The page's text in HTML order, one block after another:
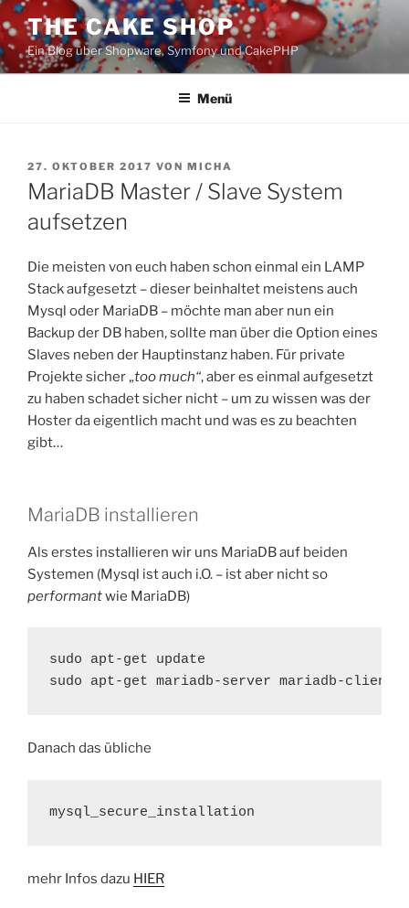
Zum
Inhalt
springen
THE CAKE SHOP
Ein Blog über Shopware, Symfony und CakePHP
Menü
VERÖFFENTLICHT
AM
27. OKTOBER 2017 VON MICHA
MariaDB Master / Slave System
aufsetzen
Die meisten von euch haben schon einmal ein LAMP
Stack aufgesetzt – dieser beinhaltet meistens auch
Mysql oder MariaDB – möchte man aber nun ein
Backup der DB haben, sollte man über die Option eines
Slaves neben der Hauptinstanz haben. Für private
Projekte sicher „too much“, aber es einmal aufgesetzt
zu haben schadet sicher nicht – um zu wissen was der
Hoster da eigentlich macht und was es zu beachten
gibt…
MariaDB installieren
Als erstes installieren wir uns MariaDB auf beiden
Systemen (Mysql ist auch i.O. – ist aber nicht so
performantwie MariaDB)
sudo apt-get update
sudo apt-get mariadb-server mariadb-client
Danach das übliche
mysql_secure_installation
mehr Infos dazu HIER